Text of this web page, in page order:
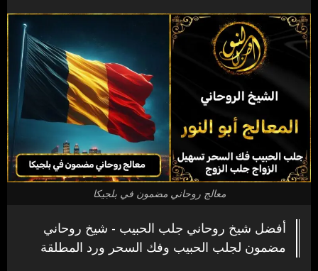
معالج روحاني مضمون في بلجيكا
أفضل شيخ روحاني جلب الحبيب - شيخ روحاني
مضمون لجلب الحبيب وفك السحر ورد المطلقة